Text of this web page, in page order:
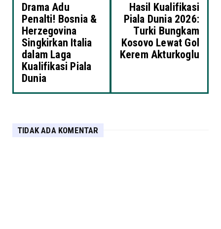
Drama Adu
Penalti! Bosnia &
Herzegovina
Singkirkan Italia
dalam Laga
Kualifikasi Piala
Dunia
Hasil Kualifikasi
Piala Dunia 2026:
Turki Bungkam
Kosovo Lewat Gol
Kerem Akturkoglu
TIDAK ADA KOMENTAR